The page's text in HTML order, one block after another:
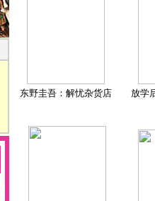
东野圭吾：解忧杂货店
放学